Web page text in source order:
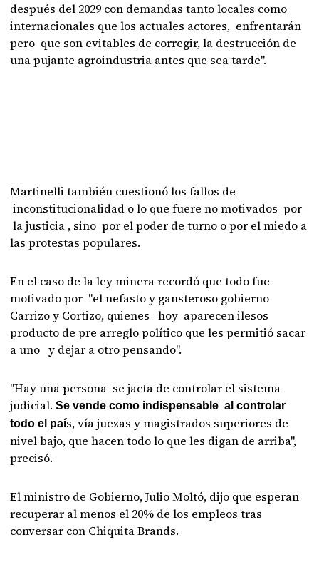
después del 2029 con demandas tanto locales como
internacionales que los actuales actores, enfrentarán
pero que son evitables de corregir, la destrucción de
una pujante agroindustria antes que sea tarde".
Martinelli también cuestionó los fallos de
inconstitucionalidad o lo que fuere no motivados por
la justicia , sino por el poder de turno o por el miedo a
las protestas populares.
En el caso de la ley minera recordó que todo fue
motivado por "el nefasto y gansteroso gobierno
Carrizo y Cortizo, quienes hoy aparecen ilesos
producto de pre arreglo político que les permitió sacar
a uno y dejar a otro pensando".
"Hay una persona se jacta de controlar el sistema
judicial.Se vende como indispensable al controlar
todo el país, vía juezas y magistrados superiores de
nivel bajo, que hacen todo lo que les digan de arriba",
precisó.
El ministro de Gobierno, Julio Moltó, dijo que esperan
recuperar al menos el 20% de los empleos tras
conversar con Chiquita Brands.